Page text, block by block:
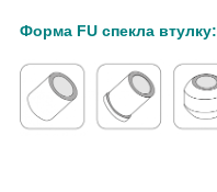
Форма FU спекла втулку: